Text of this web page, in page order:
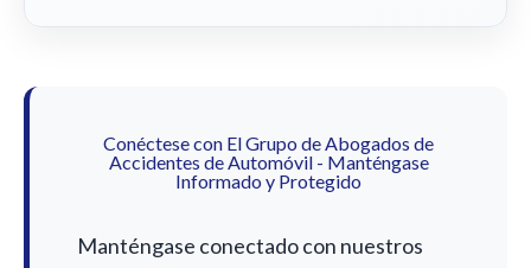
Conéctese con El Grupo de Abogados de
Accidentes de Automóvil - Manténgase
Informado y Protegido
Manténgase conectado con nuestros